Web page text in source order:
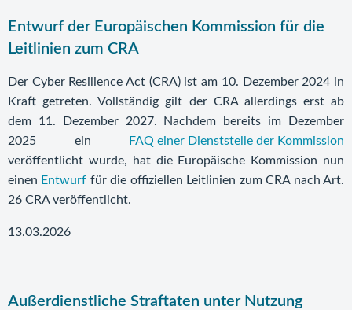
Entwurf der Europäischen Kommission für die
Leitlinien zum CRA
Der Cyber Resilience Act (CRA) ist am 10. Dezember 2024 in
Kraft getreten. Vollständig gilt der CRA allerdings erst ab
dem 11. Dezember 2027. Nachdem bereits im Dezember
2025 ein
FAQ einer Dienststelle der Kommission
veröffentlicht wurde, hat die Europäische Kommission nun
einen Entwurf für die offiziellen Leitlinien zum CRA nach Art.
26 CRA veröffentlicht.
13.03.2026
Außerdienstliche Straftaten unter Nutzung